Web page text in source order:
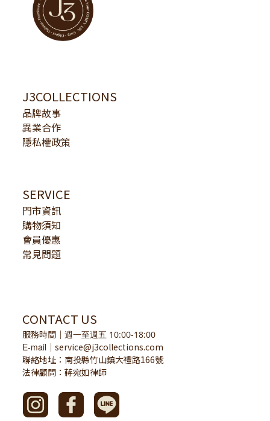
J3COLLECTIONS
品牌故事
異業合作
隱私權政策
SERVICE
門市資訊
購物須知
會員優惠
常見問題
CONTACT US
服務時間 ｜ 週一至週五 10:00-18:00
E-mail ｜ service@j3collections.com
聯絡地址：南投縣竹山鎮大禮路166號
法律顧問：蔣宛如律師